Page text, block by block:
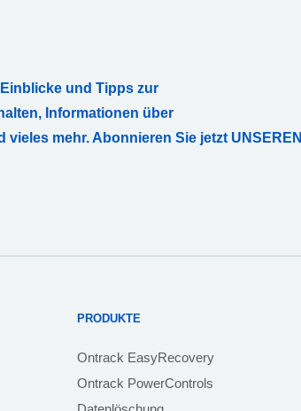
und Tipps zur
Informationen über
mehr. Abonnieren Sie jetzt UNSEREN
PRODUKTE
Ontrack EasyRecovery
Ontrack PowerControls